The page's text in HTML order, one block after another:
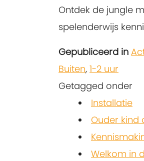
Ontdek de jungle
spelenderwijs
Gepubliceerd in
Buiten, 1-2 uur
Getagged onder
Installatie
Ouder kind
Welkom in